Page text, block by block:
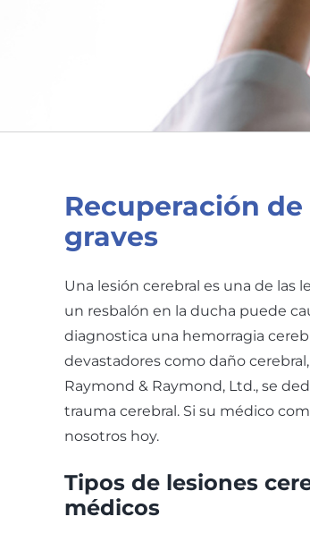
Recuperación
graves
Una lesión cerebral es una de las
un resbalón en la ducha puede
diagnostica una hemorragia
devastadores como daño
Raymond & Raymond, Ltd., se
trauma cerebral. Si su médico
nosotros hoy.
Tipos de lesiones
médicos